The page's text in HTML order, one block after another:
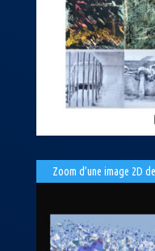
Zoom d’une image 2D